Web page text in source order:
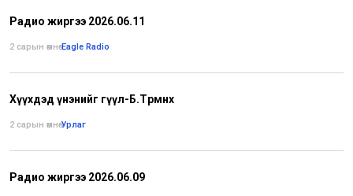
Радио жиргээ 2026.06.11
2 сарын өмнө•Eagle Radio
Хүүхдэд үнэнийг өгүүл-Б.Төрмөнх
2 сарын өмнө•Урлаг
Радио жиргээ 2026.06.09